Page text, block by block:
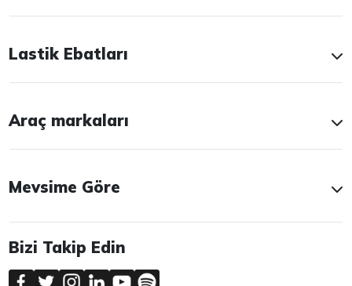
Lastik Ebatları
Araç markaları
Mevsime Göre
Bizi Takip Edin